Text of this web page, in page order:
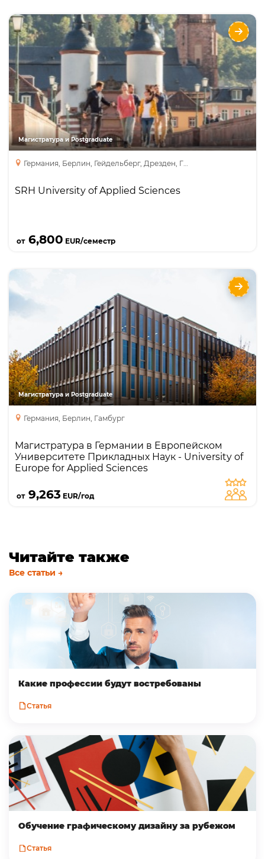
Магистратура и Postgraduate
Германия, Берлин, Гейдельберг, Дрезден, Гамбург
SRH University of Applied Sciences
от6,800 EUR/семестр
SRH University of Applied Sciences
Курсы
Языки
Направления
MBA
Master’s Degree
Pre-Master’s
Магистратура и Postgraduate
Германия, Берлин, Гамбург
Магистратура в Германии в Европейском
Университете Прикладных Наук - University of
Europe for Applied Sciences
от9,263 EUR/год
Магистратура в Германии в Европейском
Университете Прикладных Наук - University
of Europe for Applied Sciences
Курсы
Языки
Направления
Магистратура
MBA
Master’s Degree
Читайте также
Все статьи →
Какие профессии будут востребованы
Статья
Обучение графическому дизайну за рубежом
Статья